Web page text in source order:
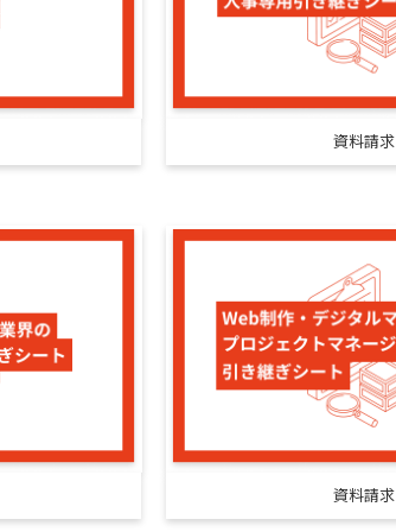
資料請求
資料請求